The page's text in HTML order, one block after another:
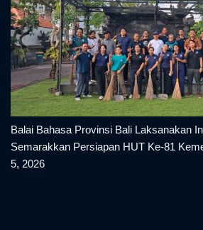
Balai Bahasa Provinsi Bali Laksanakan
Semarakkan Persiapan HUT Ke-81
5, 2026